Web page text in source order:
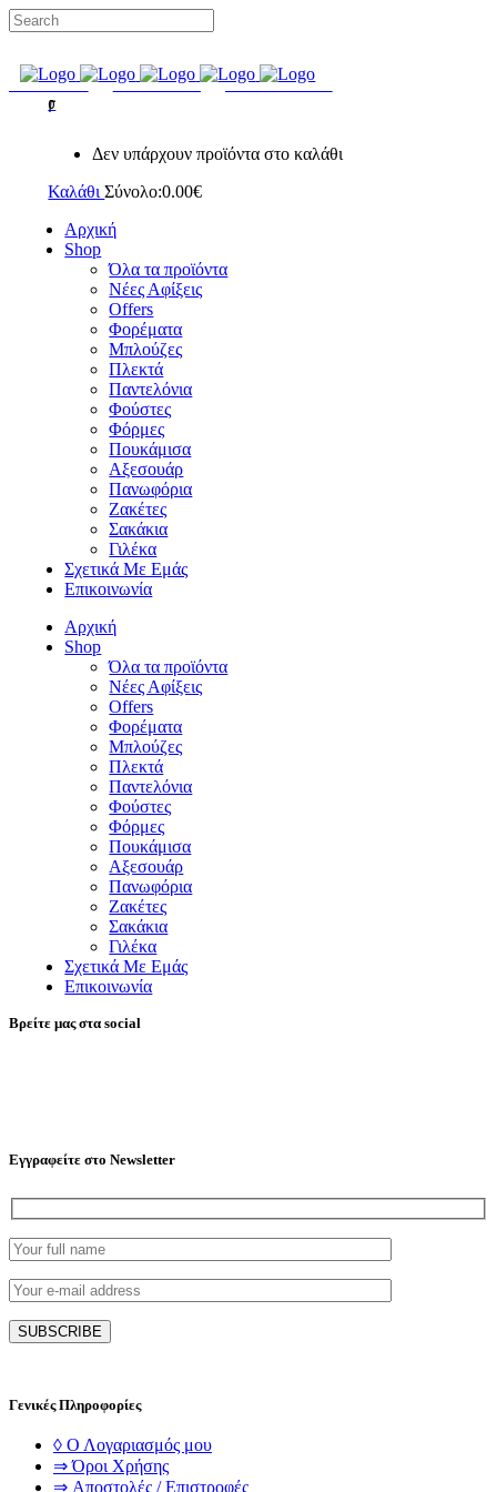
FACEBOOK INSTAGRAM GOOGLE MAPS
0
Δεν υπάρχουν προϊόντα στο καλάθι
ΚαλάθιΣύνολο:0.00€
Αρχική
Shop
Όλα τα προϊόντα
Νέες Αφίξεις
Offers
Φορέματα
Μπλούζες
Πλεκτά
Παντελόνια
Φούστες
Φόρμες
Πουκάμισα
Aξεσουάρ
Πανωφόρια
Ζακέτες
Σακάκια
Γιλέκα
Σχετικά Με Εμάς
Επικοινωνία
Αρχική
Shop
Όλα τα προϊόντα
Νέες Αφίξεις
Offers
Φορέματα
Μπλούζες
Πλεκτά
Παντελόνια
Φούστες
Φόρμες
Πουκάμισα
Aξεσουάρ
Πανωφόρια
Ζακέτες
Σακάκια
Γιλέκα
Σχετικά Με Εμάς
Επικοινωνία
Βρείτε μας στα social
Εγγραφείτε στο Newsletter
Γενικές Πληροφορίες
◊ Ο Λογαριασμός μου
⇒ Όροι Χρήσης
⇒ Αποστολές / Επιστροφές